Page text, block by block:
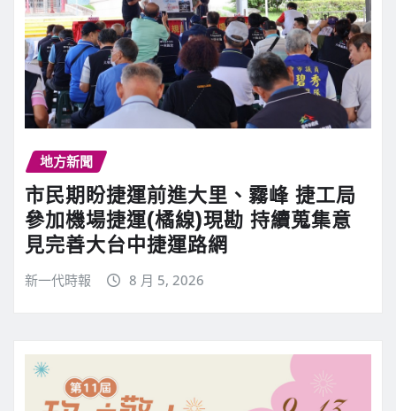
地方新聞
市民期盼捷運前進大里、霧峰 捷工局
參加機場捷運(橘線)現勘 持續蒐集意
見完善大台中捷運路網
新一代時報 8 月 5, 2026